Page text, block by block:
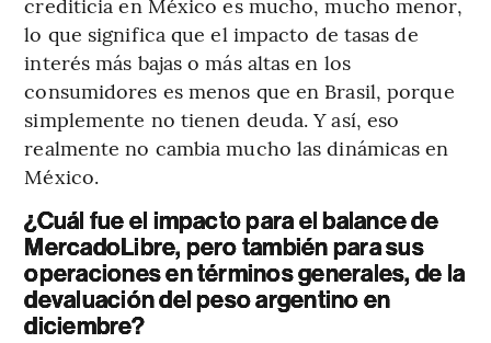
lo que significa que el impacto de tasas de
interés más bajas o más altas en los
consumidores es menos que en Brasil, porque
simplemente no tienen deuda. Y así, eso
realmente no cambia mucho las dinámicas en
México.
¿Cuál fue el impacto para el balance de
MercadoLibre, pero también para sus
operaciones en términos generales, de la
devaluación del peso argentino en
diciembre?